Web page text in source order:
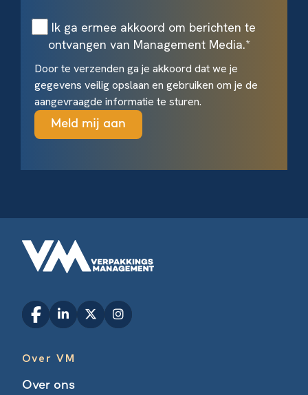
Ik ga ermee akkoord om berichten te
ontvangen van Management Media.*
Door te verzenden ga je akkoord dat we je
gegevens veilig opslaan en gebruiken om je de
aangevraagde informatie te sturen.
Over VM
Over ons